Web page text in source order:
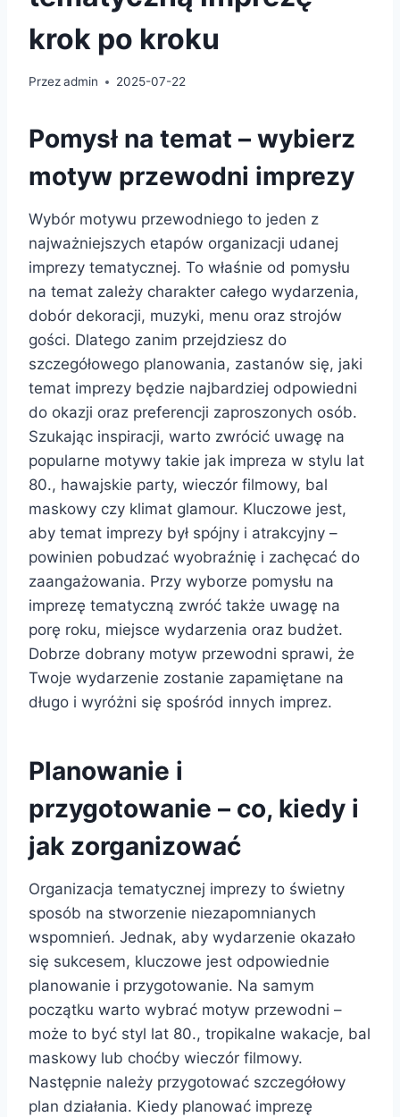
krok po kroku
Przezadmin 2025-07-22
Pomysł na temat – wybierz
motyw przewodni imprezy
Wybór motywu przewodniego to jeden z
najważniejszych etapów organizacji udanej
imprezy tematycznej. To właśnie od pomysłu
na temat zależy charakter całego wydarzenia,
dobór dekoracji, muzyki, menu oraz strojów
gości. Dlatego zanim przejdziesz do
szczegółowego planowania, zastanów się, jaki
temat imprezy będzie najbardziej odpowiedni
do okazji oraz preferencji zaproszonych osób.
Szukając inspiracji, warto zwrócić uwagę na
popularne motywy takie jak impreza w stylu lat
80., hawajskie party, wieczór filmowy, bal
maskowy czy klimat glamour. Kluczowe jest,
aby temat imprezy był spójny i atrakcyjny –
powinien pobudzać wyobraźnię i zachęcać do
zaangażowania. Przy wyborze pomysłu na
imprezę tematyczną zwróć także uwagę na
porę roku, miejsce wydarzenia oraz budżet.
Dobrze dobrany motyw przewodni sprawi, że
Twoje wydarzenie zostanie zapamiętane na
długo i wyróżni się spośród innych imprez.
Planowanie i
przygotowanie – co, kiedy i
jak zorganizować
Organizacja tematycznej imprezy to świetny
sposób na stworzenie niezapomnianych
wspomnień. Jednak, aby wydarzenie okazało
się sukcesem, kluczowe jest odpowiednie
planowanie i przygotowanie. Na samym
początku warto wybrać motyw przewodni –
może to być styl lat 80., tropikalne wakacje, bal
maskowy lub choćby wieczór filmowy.
Następnie należy przygotować szczegółowy
plan działania. Kiedy planować imprezę